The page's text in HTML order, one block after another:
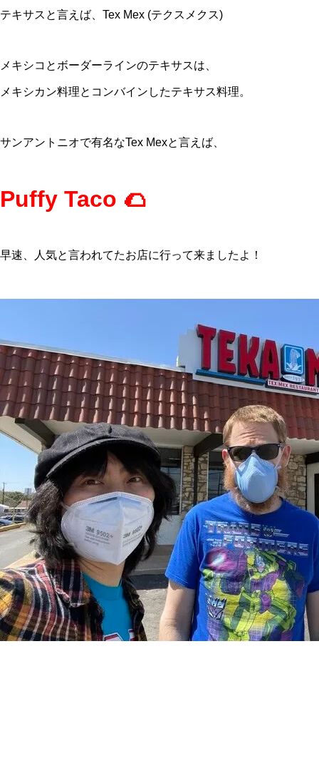
テキサスと言えば、Tex Mex (テクスメクス)
メキシコとボーダーラインのテキサスは、
メキシカン料理とコンバインしたテキサス料理。
サンアントニオで有名なTex Mexと言えば、
Puffy Taco 🌮
早速、人気と言われてたお店に行って来ましたよ！